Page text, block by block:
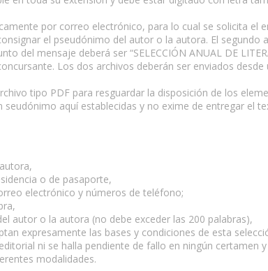
por correo electrónico, para lo cual se solicita
el pseudónimo del autor o la autora. El
del mensaje deberá ser “SELECCIÓN ANUAL DE
Los dos archivos deberán ser enviados
tipo PDF para resguardar la disposición de los
seudónimo aquí establecidas y no exime de entregar el
o de pasaporte,
electrónico y números de teléfono;
autor o la autora (no debe exceder las 200 palabras),
expresamente las bases y condiciones de esta
ni se halla pendiente de fallo en ningún
modalidades.